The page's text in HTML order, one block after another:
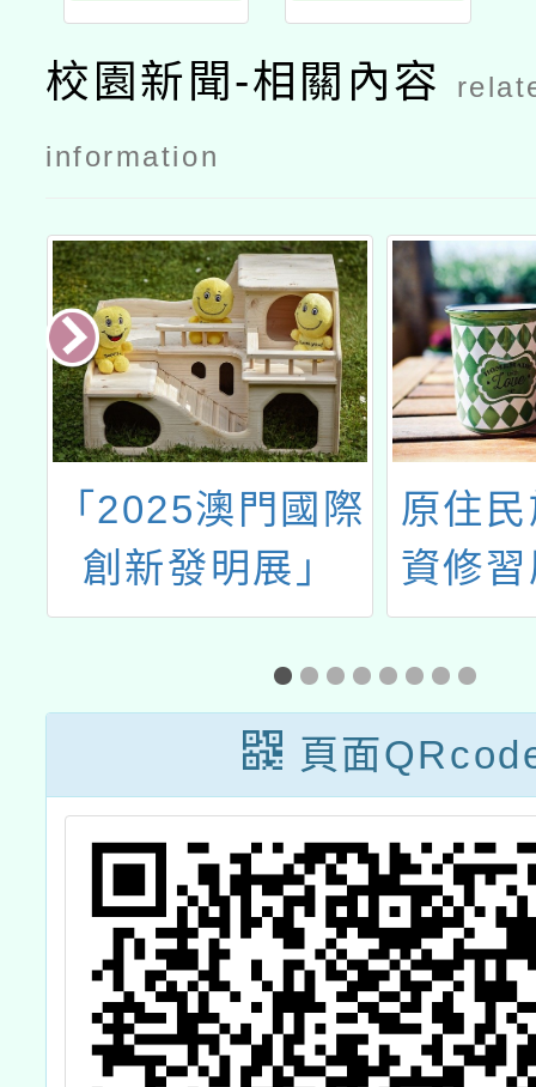
校園新聞-相關內容
information
「2025澳門國際
創新發明展」
原住
資修
文化
頁面